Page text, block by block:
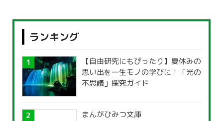
ランキング
【自由研究にもぴったり】夏休みの
思い出を一生モノの学びに！「光の
不思議」探究ガイド
まんがひみつ文庫